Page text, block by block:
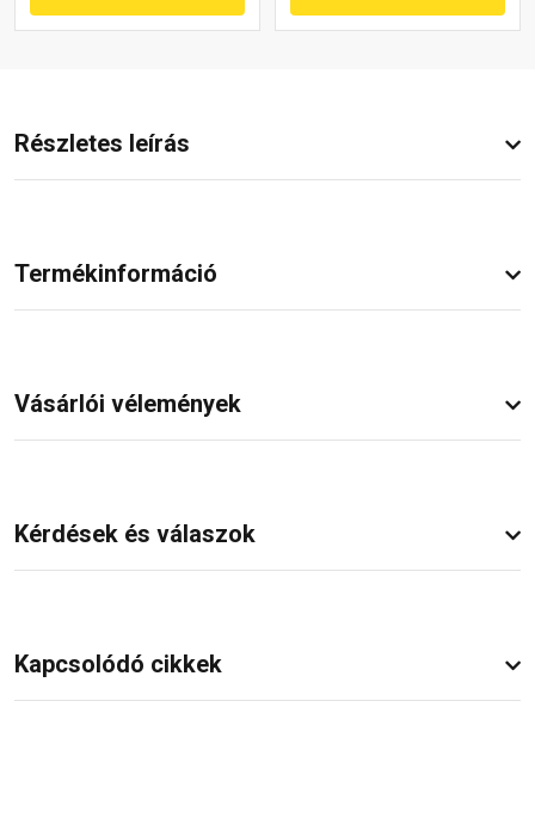
Részletes leírás
Termékinformáció
Vásárlói vélemények
Kérdések és válaszok
Kapcsolódó cikkek